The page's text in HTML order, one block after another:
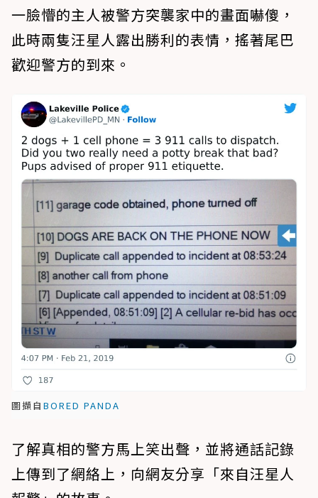
一臉懵的主人被警方突襲家中的畫面嚇傻，
此時兩隻汪星人露出勝利的表情，搖著尾巴
歡迎警方的到來。
圖擷自 BORED PANDA
了解真相的警方馬上笑出聲，並將通話記錄
上傳到了網絡上，向網友分享「來自汪星人